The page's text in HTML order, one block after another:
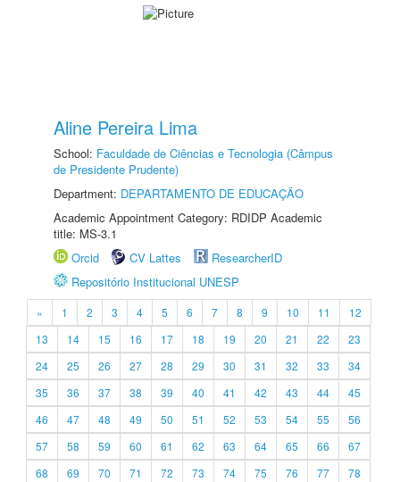
Aline Pereira Lima
School: Faculdade de Ciências e Tecnologia (Câmpus
de Presidente Prudente)
Department: DEPARTAMENTO DE EDUCAÇÃO
Academic Appointment Category: RDIDP Academic
title: MS-3.1
Orcid
CV Lattes
ResearcherID
Repositório Institucional UNESP
« 1 2 3 4 5 6 7 8 9 10 11
12
13
14 15 16 17 18 19 20 21 22
23
24
25 26 27 28 29 30 31 32 33
34
35
36 37 38 39 40 41 42 43 44
45
46
47 48 49 50 51 52 53 54 55
56
57
58 59 60 61 62 63 64 65 66
67
68
69 70 71 72 73 74 75 76 77
78